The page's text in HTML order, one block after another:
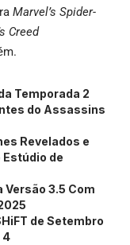
Marvel’s Spider-
Creed
Temporada 2
do Assassins
Revelados e
de
Versão 3.5 Com
de Setembro
4